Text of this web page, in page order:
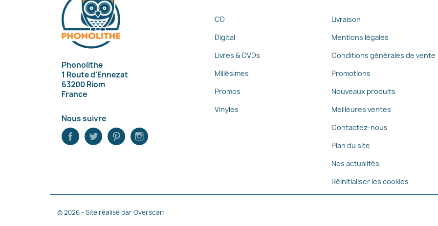
Phonolithe
1 Route d'Ennezat
63200 Riom
France
Nous suivre
CD
Digital
Livres & DVDs
Millésimes
Promos
Vinyles
Livraison
Mentions légales
Conditions générales de vente
Promotions
Nouveaux produits
Meilleures ventes
Contactez-nous
Plan du site
Nos actualités
Réinitialiser les cookies
© 2026 - Site réalisé par Overscan